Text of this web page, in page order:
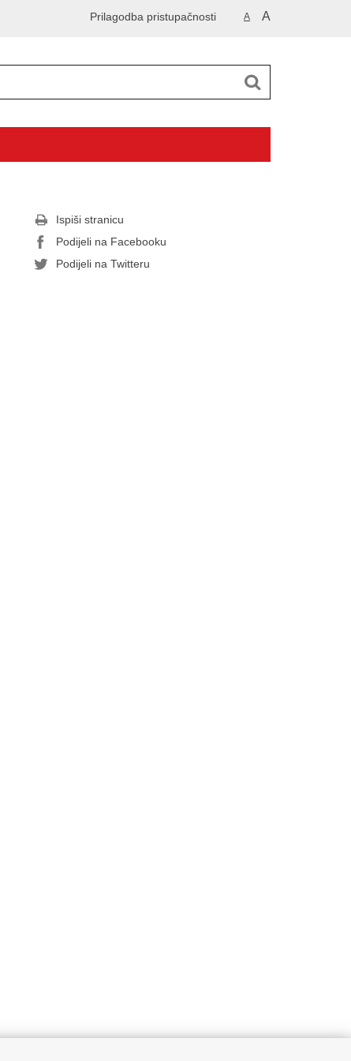
A A
Prilagodba pristupačnosti
Ispiši stranicu
Podijeli na Facebooku
Podijeli na Twitteru